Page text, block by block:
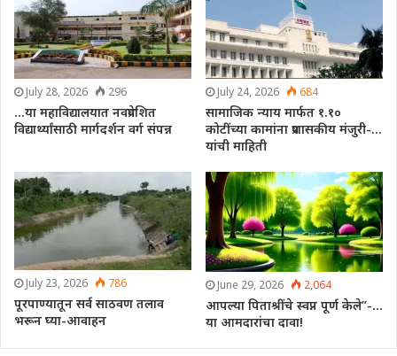
July 28, 2026 296
…या महाविद्यालयात नवप्रवेशित
विद्यार्थ्यांसाठी मार्गदर्शन वर्ग संपन्न
July 24, 2026 684
सामाजिक न्याय मार्फत १.१०
कोटींच्या कामांना प्रशासकीय मंजुरी-…
यांची माहिती
July 23, 2026 786
पूरपाण्यातून सर्व साठवण तलाव
भरून घ्या-आवाहन
June 29, 2026 2,064
आपल्या पिताश्रींचे स्वप्न पूर्ण केले”-…
या आमदारांचा दावा!